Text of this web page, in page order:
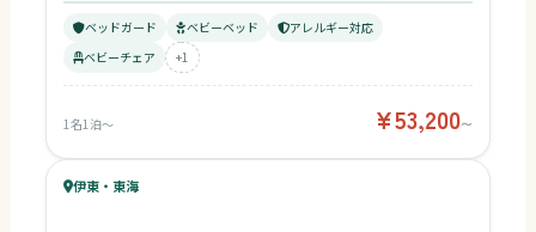
ベッドガード ベビーベッド
アレルギー対応
ベビーチェア
+1
1名1泊〜 ¥53,200〜
60ベビー
59キッズ
伊東・東海